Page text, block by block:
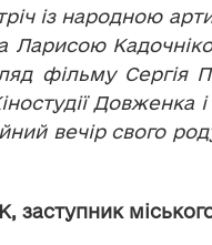
із народною
Ларисою
фільму Сергія
Довженка
вечір свого